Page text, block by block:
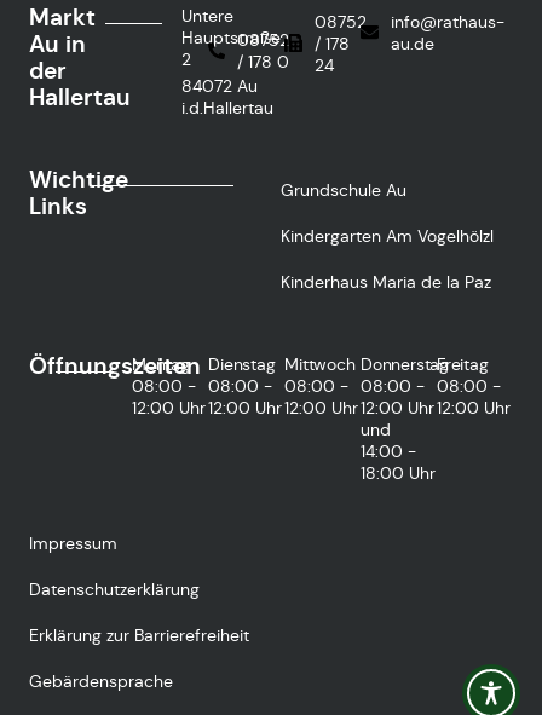
Markt
Au in
der
Hallertau
Untere
Hauptstraße
2
84072 Au
i.d.Hallertau
08752
/ 178 0
08752
/ 178
24
info@rathaus-
au.de
Wichtige
Links
Grundschule Au
Kindergarten Am Vogelhölzl
Kinderhaus Maria de la Paz
Öffnungszeiten
Montag
08:00 -
12:00 Uhr
Dienstag
08:00 -
12:00 Uhr
Mittwoch
08:00 -
12:00 Uhr
Donnerstag
08:00 -
12:00 Uhr
und
14:00 -
18:00 Uhr
Freitag
08:00 -
12:00 Uhr
Impressum
Datenschutzerklärung
Erklärung zur Barrierefreiheit
Gebärdensprache